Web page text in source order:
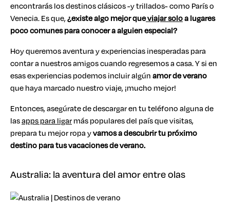
encontrarás los destinos clásicos -y trillados- como París o
Venecia. Es que,¿existe algo mejor queviajar soloa lugares
poco comunes para conocer a alguien especial?
Hoy queremos aventura y experiencias inesperadas para
contar a nuestros amigos cuando regresemos a casa. Y si en
esas experiencias podemos incluir algúnamor de verano
que haya marcado nuestro viaje, ¡mucho mejor!
Entonces, asegúrate de descargar en tu teléfono alguna de
lasapps para ligarmás populares del país que visitas,
prepara tu mejor ropa yvamos a descubrir tu próximo
destino para tus vacaciones de verano.
Australia: la aventura del amor entre olas